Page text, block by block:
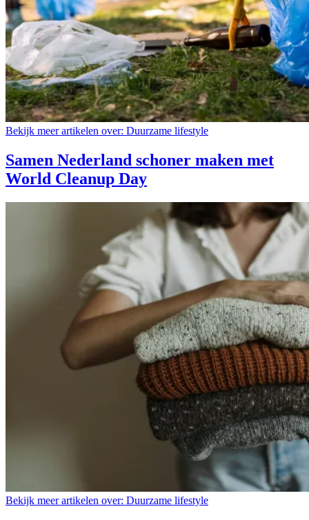
Bekijk meer artikelen over: Duurzame lifestyle
Samen Nederland schoner maken met
World Cleanup Day
Bekijk meer artikelen over: Duurzame lifestyle